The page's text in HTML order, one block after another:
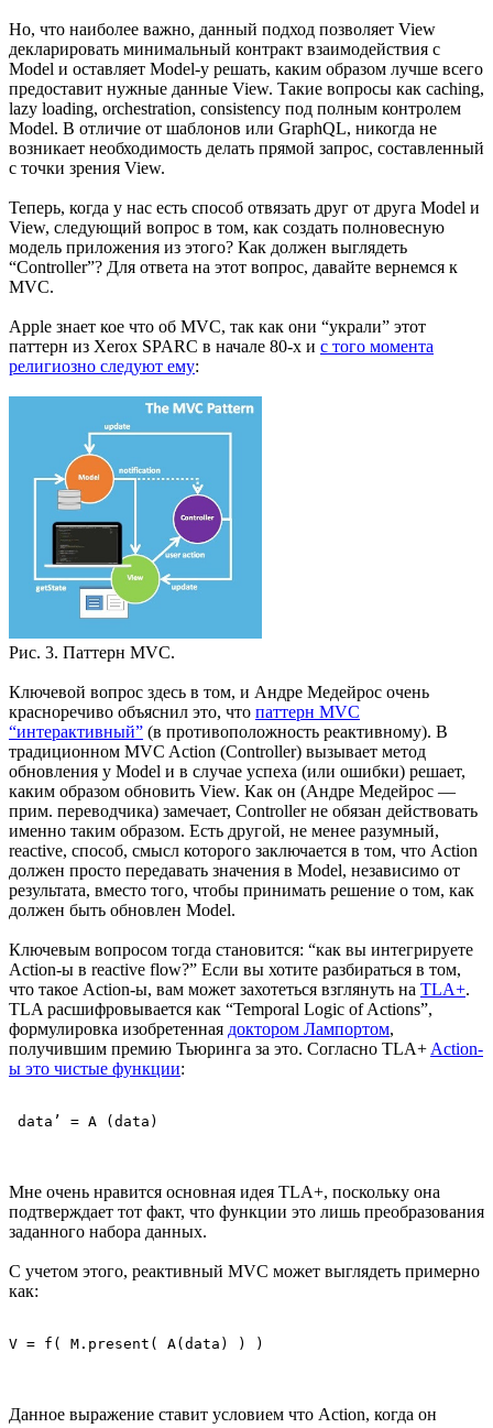
Но, что наиболее важно, данный подход позволяет View
декларировать минимальный контракт взаимодействия с
Model и оставляет Model-у решать, каким образом лучше всего
предоставит нужные данные View. Такие вопросы как caching,
lazy loading, orchestration, consistency под полным контролем
Model. В отличие от шаблонов или GraphQL, никогда не
возникает необходимость делать прямой запрос, составленный
с точки зрения View.
Теперь, когда у нас есть способ отвязать друг от друга Model и
View, следующий вопрос в том, как создать полновесную
модель приложения из этого? Как должен выглядеть
“Controller”? Для ответа на этот вопрос, давайте вернемся к
MVC.
Apple знает кое что об MVC, так как они “украли” этот
паттерн из Xerox SPARC в начале 80-х и с того момента
религиозно следуют ему:
Рис. 3. Паттерн MVC.
Ключевой вопрос здесь в том, и Андре Медейрос очень
красноречиво объяснил это, что паттерн MVC
“интерактивный” (в противоположность реактивному). В
традиционном MVC Action (Controller) вызывает метод
обновления у Model и в случае успеха (или ошибки) решает,
каким образом обновить View. Как он (Андре Медейрос —
прим. переводчика) замечает, Controller не обязан действовать
именно таким образом. Есть другой, не менее разумный,
reactive, способ, смысл которого заключается в том, что Action
должен просто передавать значения в Model, независимо от
результата, вместо того, чтобы принимать решение о том, как
должен быть обновлен Model.
Ключевым вопросом тогда становится: “как вы интегрируете
Action-ы в reactive flow?” Если вы хотите разбираться в том,
что такое Action-ы, вам может захотеться взглянуть на TLA+.
TLA расшифровывается как “Temporal Logic of Actions”,
формулировка изобретенная доктором Лампортом,
получившим премию Тьюринга за это. Согласно TLA+Action-
ы это чистые функции:
Мне очень нравится основная идея TLA+, поскольку она
подтверждает тот факт, что функции это лишь преобразования
заданного набора данных.
С учетом этого, реактивный MVC может выглядеть примерно
как:
Данное выражение ставит условием что Action, когда он